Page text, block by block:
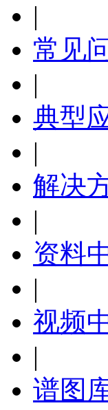
|
常见
|
典型
|
解决
|
资料
|
视频
|
谱图